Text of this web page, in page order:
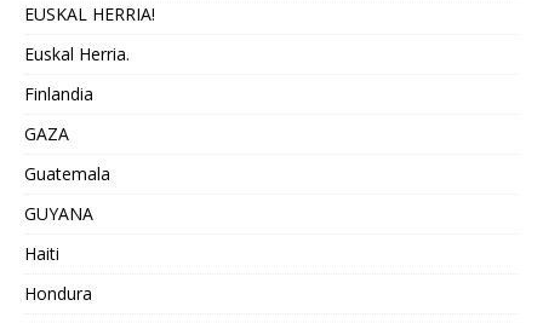
EUSKAL HERRIA!
Euskal Herria.
Finlandia
GAZA
Guatemala
GUYANA
Haiti
Hondura